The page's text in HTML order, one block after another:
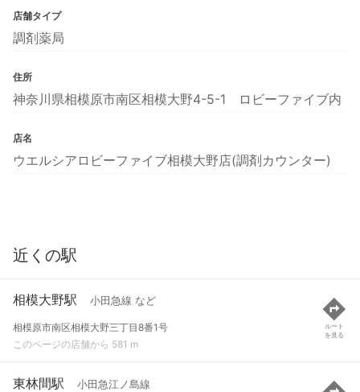
店舗タイプ
調剤薬局
住所
神奈川県相模原市南区相模大野4-5-1 ロビーファイブ内
店名
ウエルシアロビーファイブ相模大野店(調剤カウンター)
近くの駅
相模大野駅 小田急線 など
相模原市南区相模大野三丁目8番1号
このページの店舗から 581 m
ルート
を見る
東林間駅 小田急江ノ島線